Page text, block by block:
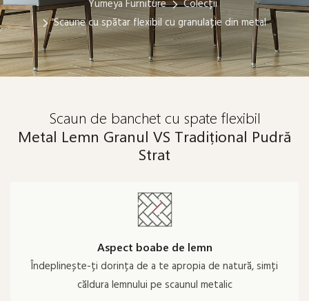
Yumeya Furniture
Colecții
Scaune cu spătar flexibil cu granulație din metal
Scaun de banchet cu spate flexibil
Metal Lemn Granul VS Tradițional Pudră
Strat
Aspect boabe de lemn
Îndeplinește-ți dorința de a te apropia de natură, simți
căldura lemnului pe scaunul metalic